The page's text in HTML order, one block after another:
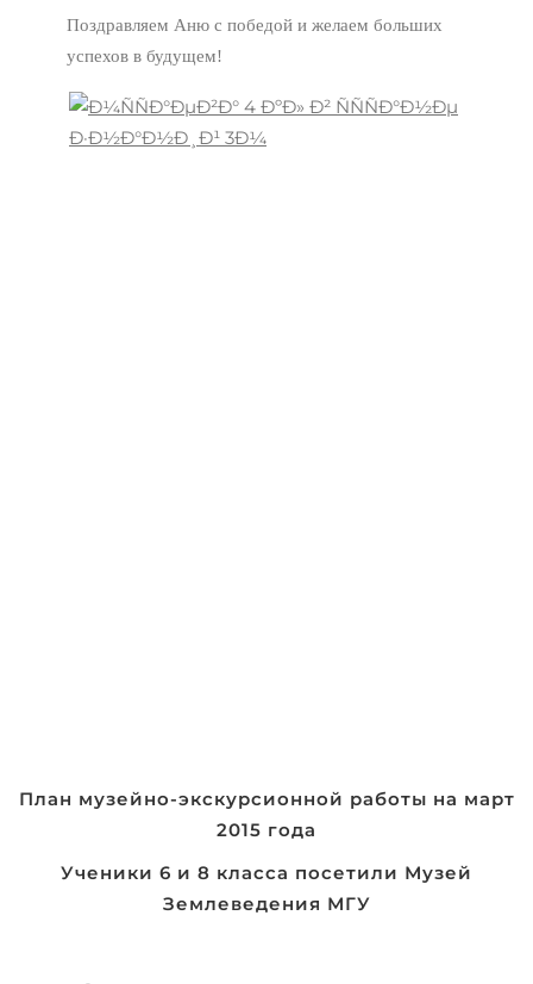
Поздравляем Аню с победой и желаем больших
успехов в будущем!
Навигация
записям
План музейно-экскурсионной работы на март
2015 года
Ученики 6 и 8 класса посетили Музей
Землеведения МГУ